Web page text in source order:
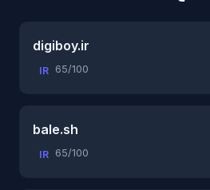
digiboy.ir
IR 65/100
bale.sh
IR 65/100